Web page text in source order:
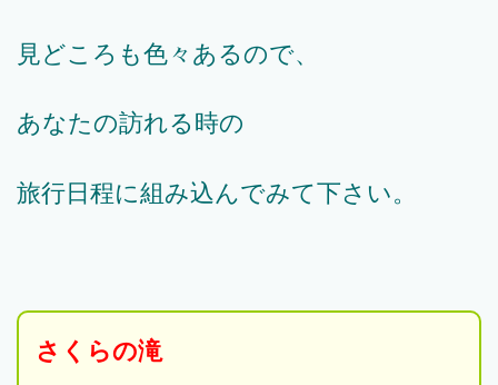
見どころも色々あるので、
あなたの訪れる時の
旅行日程に組み込んでみて下さい。
さくらの滝